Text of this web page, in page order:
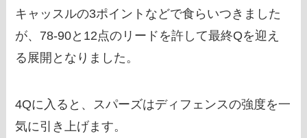
キャッスルの3ポイントなどで食らいつきました
が、78-90と12点のリードを許して最終Qを迎え
る展開となりました。
4Qに入ると、スパーズはディフェンスの強度を一
気に引き上げます。